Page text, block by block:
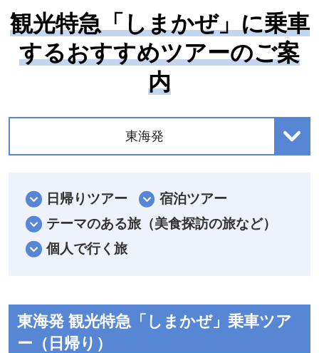
大阪難波駅・近鉄名古屋駅・京都駅から賢島駅まで
各１往復ずつ運行。
颯爽感と上質さを兼ね備えた「しまかぜ」で、伊勢
志摩地域へご案内いたします。
アムシート
観光特急「しまかぜ」に乗車
するおすすめツアーのご案
内
東海発
日帰りツアー
宿泊ツアー
テーマのある旅（美食探訪の旅など）
個人で行く旅
東海発 観光特急「しまかぜ」乗車ツア
ー（日帰り）